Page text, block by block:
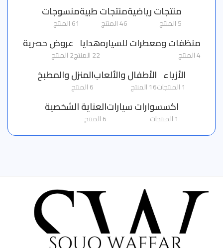
منتجات رياضية
5 المنتج
منتجات طبية
46 المنتج
منسوجات
61 المنتج
منظفات ومعطرات للسياره
4 المنتج
هدايا
22 المنتج
عروض حصرية
2 المنتج
الأزياء
1 المنتجات
الأطفال والألعاب
16 المنتج
المنزل والمطبخ
6 المنتج
اكسسوارات سيارات
1 المنتجات
العناية الشخصية
6 المنتج